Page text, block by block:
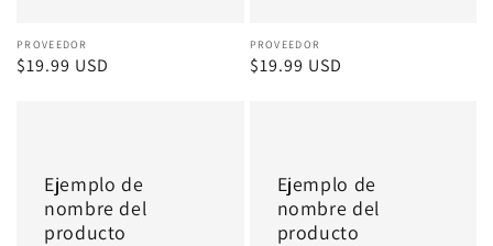
Proveedor:
PROVEEDOR
Precio
$19.99 USD
Proveedor:
PROVEEDOR
Precio
$19.99 USD
nombre
producto
Ejemplo de
nombre del
producto
nombre
producto
Ejemplo de
nombre del
producto